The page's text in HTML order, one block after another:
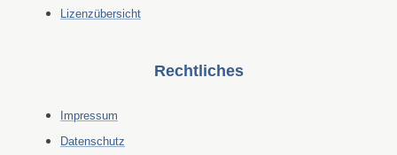
Lizenzübersicht
Rechtliches
Impressum
Datenschutz